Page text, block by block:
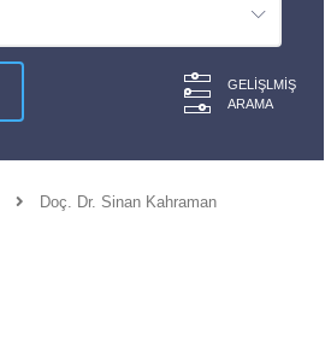
GELIŞLMIŞ
ARAMA
Doç. Dr. Sinan Kahraman